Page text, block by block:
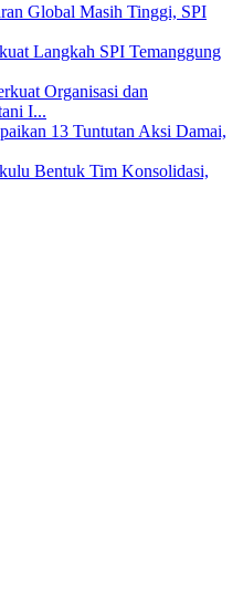
Global Masih Tinggi, SPI
Langkah SPI Temanggung
Organisasi dan
I...
13 Tuntutan Aksi Damai,
Bentuk Tim Konsolidasi,